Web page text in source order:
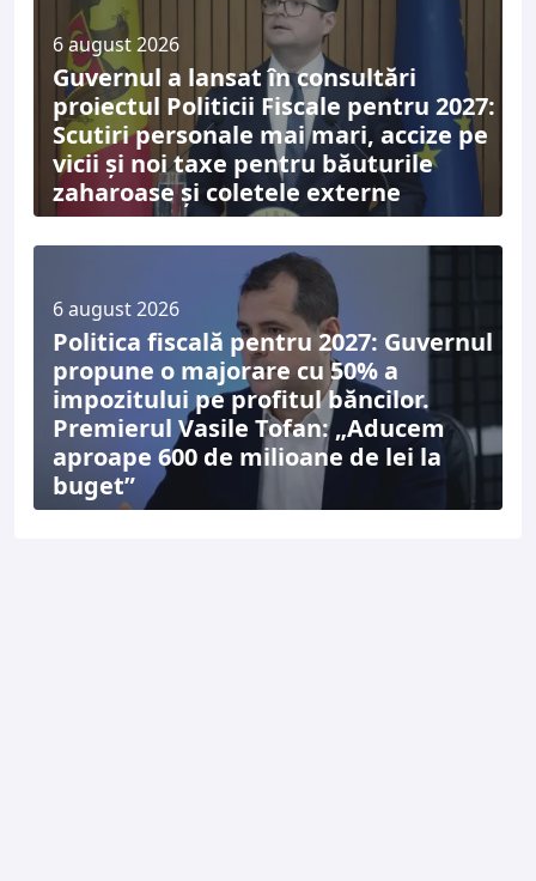
6 august 2026
Guvernul a lansat în consultări
proiectul Politicii Fiscale pentru 2027:
Scutiri personale mai mari, accize pe
vicii și noi taxe pentru băuturile
zaharoase și coletele externe
6 august 2026
Politica fiscală pentru 2027: Guvernul
propune o majorare cu 50% a
impozitului pe profitul băncilor.
Premierul Vasile Tofan: „Aducem
aproape 600 de milioane de lei la
buget”